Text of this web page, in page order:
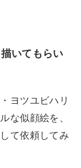
いてもらい
ヨツユビハリ
な似顔絵を、
して依頼してみ